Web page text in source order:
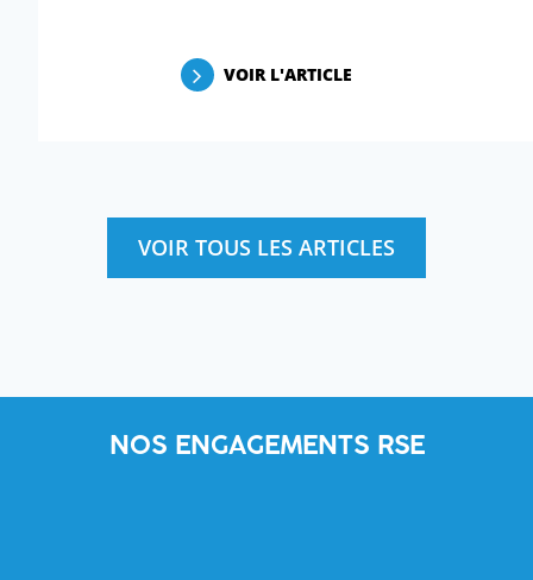
VOIR L'ARTICLE
VOIR TOUS LES ARTICLES
NOS ENGAGEMENTS RSE